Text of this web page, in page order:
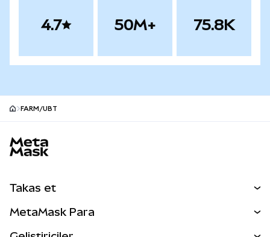
4.7 50M+ 75.8K
FARM/UBT
Takas et
MetaMask Para